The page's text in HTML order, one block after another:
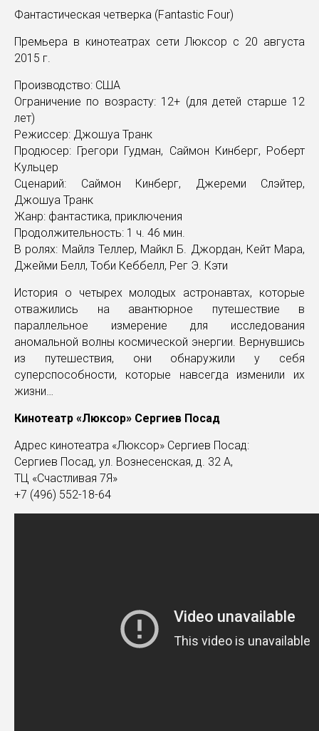
Фантастическая четверка (Fantastic Four)
Премьера в кинотеатрах сети Люксор с 20 августа
2015 г.
Производство: США
Ограничение по возрасту: 12+ (для детей старше 12
лет)
Режиссер: Джошуа Транк
Продюсер: Грегори Гудман, Саймон Кинберг, Роберт
Кульцер
Сценарий: Саймон Кинберг, Джереми Слэйтер,
Джошуа Транк
Жанр: фантастика, приключения
Продолжительность: 1 ч. 46 мин.
В ролях: Майлз Теллер, Майкл Б. Джордан, Кейт Мара,
Джейми Белл, Тоби Кеббелл, Рег Э. Кэти
История о четырех молодых астронавтах, которые
отважились на авантюрное путешествие в
параллельное измерение для исследования
аномальной волны космической энергии. Вернувшись
из путешествия, они обнаружили у себя
суперспособности, которые навсегда изменили их
жизни…
Кинотеатр «Люксор» Сергиев Посад
Адрес кинотеатра «Люксор» Сергиев Посад:
Сергиев Посад, ул. Вознесенская, д. 32 А,
ТЦ «Счастливая 7Я»
+7 (496) 552-18-64